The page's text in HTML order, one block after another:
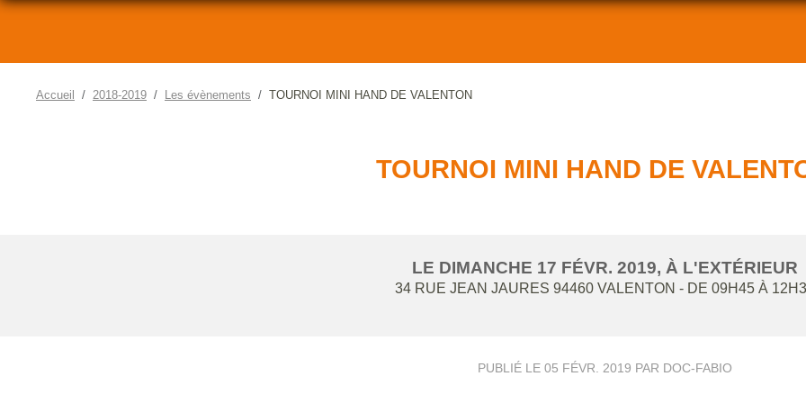
Accueil 2018-2019 Les évènements TOURNOI MINI HAND DE VALENTON
TOURNOI MINI HAND DE
LE DIMANCHE 17 FÉVR. 2019, À L'EXTÉRIEUR
34 RUE JEAN JAURES 94460 VALENTON - DE 09H45 À
PUBLIÉ LE 05 FÉVR. 2019 PAR DOC-FABIO